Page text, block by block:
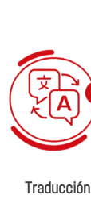
Traducción